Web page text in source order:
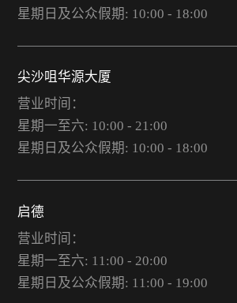
星期日及公众假期: 10:00 - 18:00
尖沙咀华源大厦
营业时间：
星期一至六: 10:00 - 21:00
星期日及公众假期: 10:00 - 18:00
启德
营业时间：
星期一至六: 11:00 - 20:00
星期日及公众假期: 11:00 - 19:00